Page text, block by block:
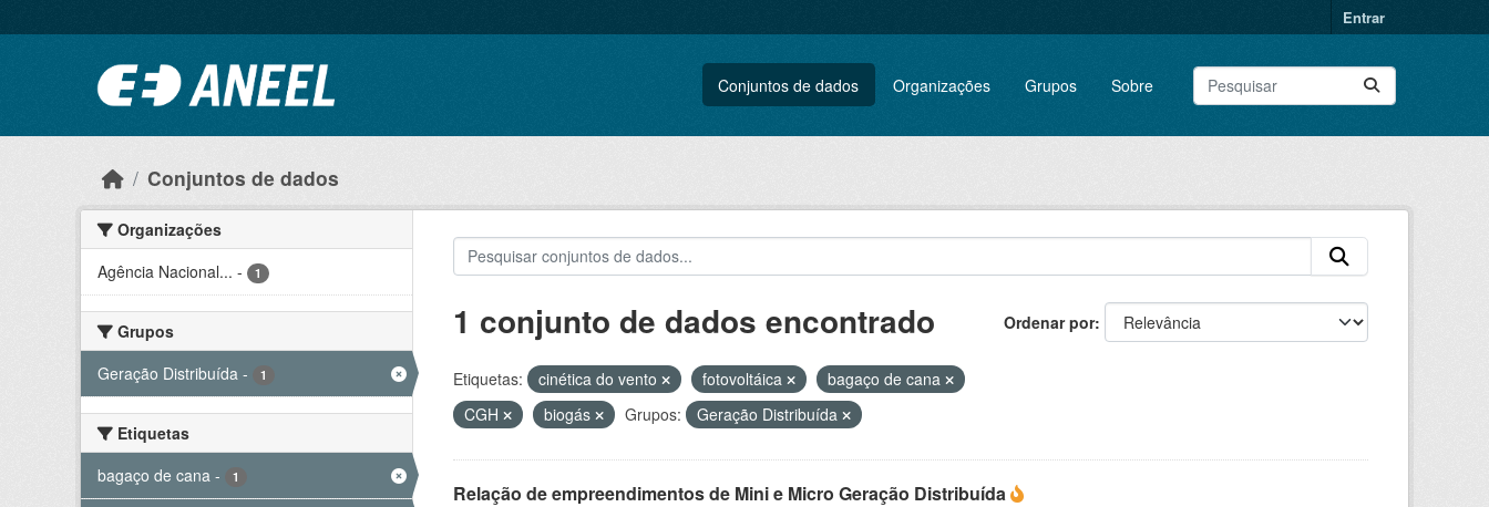
Entrar
Conjuntos de dados Organizações Grupos Sobre
Conjuntos de dados
Organizações
Agência Nacional... - 1
Grupos
Geração Distribuída - 1
Etiquetas
bagaço de cana - 1
Ordenar por
1 conjunto de dados encontrado
Etiquetas: cinética do vento fotovoltáica
bagaço de cana
CGH
biogás Grupos: Geração Distribuída
Relação de empreendimentos de Mini e Micro Geração Distribuída